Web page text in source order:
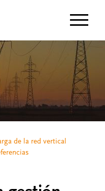
de la red vertical